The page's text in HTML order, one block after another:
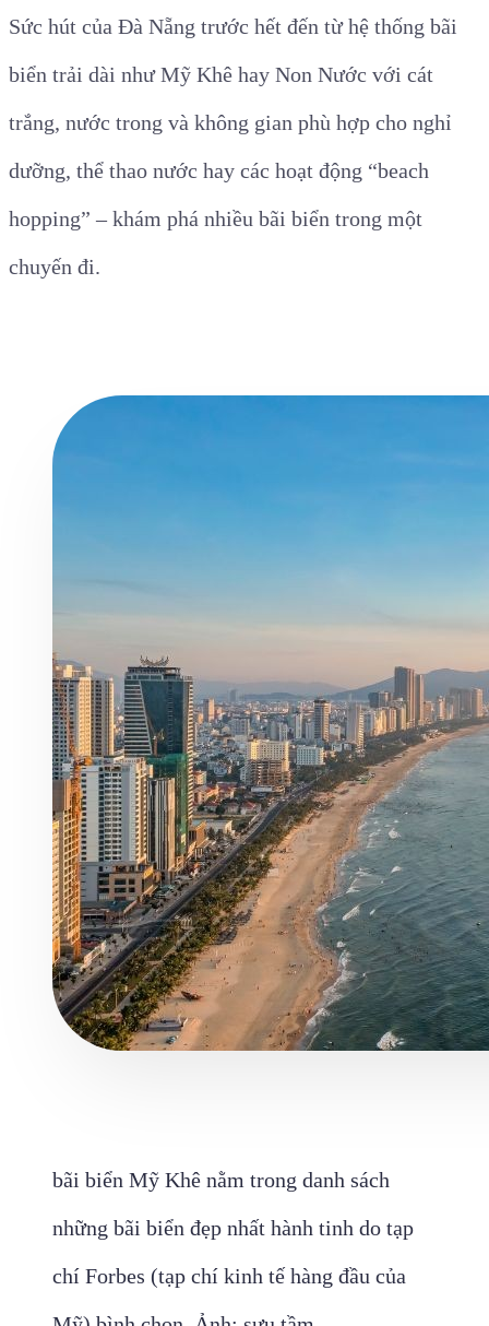
Sức hút của Đà Nẵng trước hết đến từ hệ thống bãi
biển trải dài như Mỹ Khê hay Non Nước với cát
trắng, nước trong và không gian phù hợp cho nghỉ
dưỡng, thể thao nước hay các hoạt động “beach
hopping” – khám phá nhiều bãi biển trong một
chuyến đi.
bãi biển Mỹ Khê nằm trong danh sách
những bãi biển đẹp nhất hành tinh do tạp
chí Forbes (tạp chí kinh tế hàng đầu của